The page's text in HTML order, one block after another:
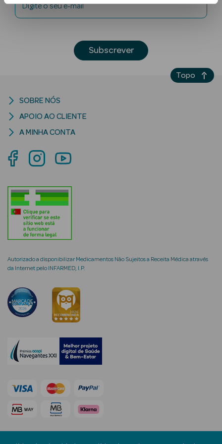
Ver Tudo
Solares
Corpo
Rosto
Solares Bebé e
Criança
Ver Tudo
Cosmética
Hidratantes
Creme de Olhos
Digite o seu e-mail
Subscrever
Autorizado a disponibilizar Medicamentos Não Sujeitos a Receita Médica através
da Internet pelo INFARMED, I.P.
SOBRE NÓS
APOIO AO CLIENTE
A MINHA CONTA
Topo